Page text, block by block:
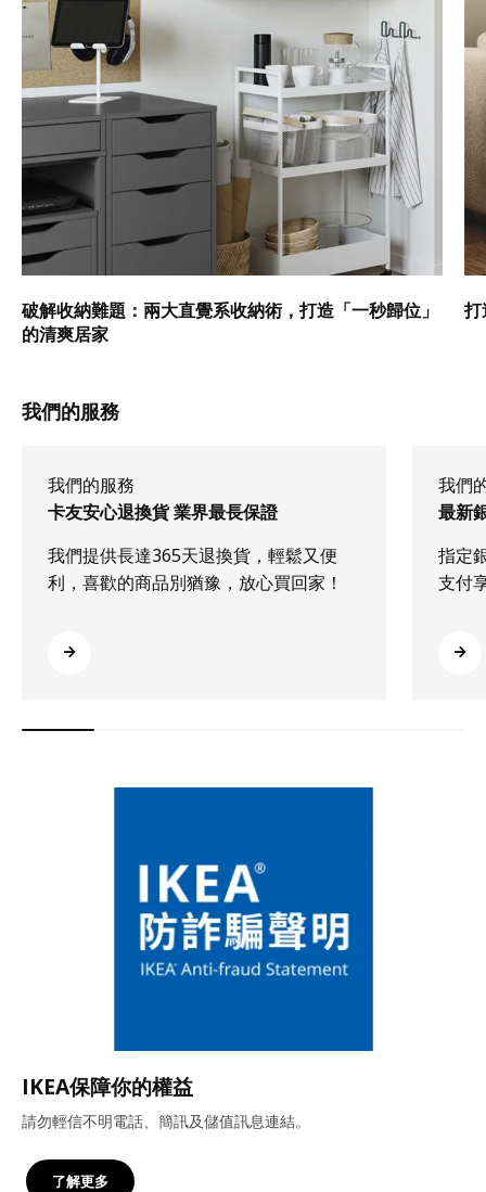
破解收納難題：兩大直覺系收納術，打造「一秒歸位」
的清爽居家
打
我們的服務
我們的服務
卡友安心退換貨 業界最長保證
我們提供長達365天退換貨，輕鬆又便
利，喜歡的商品別猶豫，放心買回家！
我們
最新
指定
支付
IKEA保障你的權益
請勿輕信不明電話、簡訊及儲值訊息連結。
了解更多